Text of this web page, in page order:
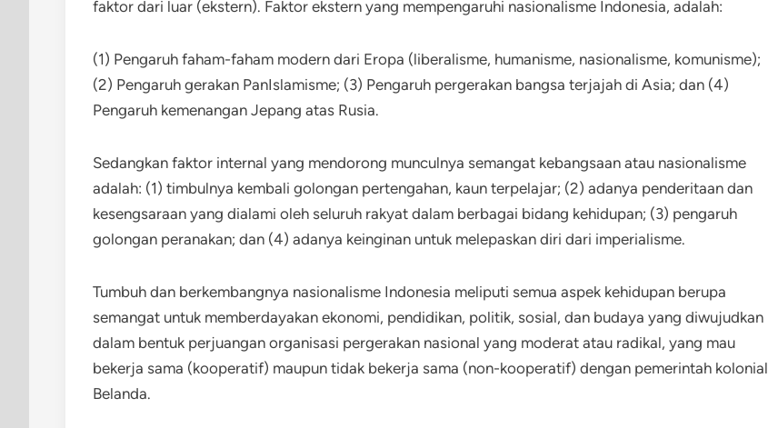
faktor dari luar (ekstern). Faktor ekstern yang mempengaruhi nasionalisme Indonesia, adalah:
(1) Pengaruh faham-faham modern dari Eropa (liberalisme, humanisme, nasionalisme, komunisme);
(2) Pengaruh gerakan PanIslamisme; (3) Pengaruh pergerakan bangsa terjajah di Asia; dan (4)
Pengaruh kemenangan Jepang atas Rusia.
Sedangkan faktor internal yang mendorong munculnya semangat kebangsaan atau nasionalisme
adalah: (1) timbulnya kembali golongan pertengahan, kaun terpelajar; (2) adanya penderitaan dan
kesengsaraan yang dialami oleh seluruh rakyat dalam berbagai bidang kehidupan; (3) pengaruh
golongan peranakan; dan (4) adanya keinginan untuk melepaskan diri dari imperialisme.
Tumbuh dan berkembangnya nasionalisme Indonesia meliputi semua aspek kehidupan berupa
semangat untuk memberdayakan ekonomi, pendidikan, politik, sosial, dan budaya yang diwujudkan
dalam bentuk perjuangan organisasi pergerakan nasional yang moderat atau radikal, yang mau
bekerja sama (kooperatif) maupun tidak bekerja sama (non-kooperatif) dengan pemerintah kolonial
Belanda.